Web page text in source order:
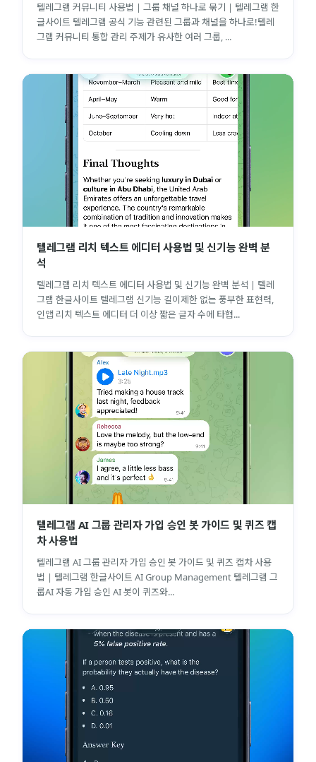
텔레그램 커뮤니티 사용법 | 그룹 채널 하나로 묶기 | 텔레그램 한
글사이트 텔레그램 공식 기능 관련된 그룹과 채널을 하나로!텔레
그램 커뮤니티 통합 관리 주제가 유사한 여러 그룹, ...
텔레그램 리치 텍스트 에디터 사용법 및 신기능 완벽 분
석
텔레그램 리치 텍스트 에디터 사용법 및 신기능 완벽 분석 | 텔레
그램 한글사이트 텔레그램 신기능 길이제한 없는 풍부한 표현력,
인앱 리치 텍스트 에디터 더 이상 짧은 글자 수에 타협...
텔레그램 AI 그룹 관리자 가입 승인 봇 가이드 및 퀴즈 캡
차 사용법
텔레그램 AI 그룹 관리자 가입 승인 봇 가이드 및 퀴즈 캡차 사용
법 | 텔레그램 한글사이트 AI Group Management 텔레그램 그
룹AI 자동 가입 승인 AI 봇이 퀴즈와...